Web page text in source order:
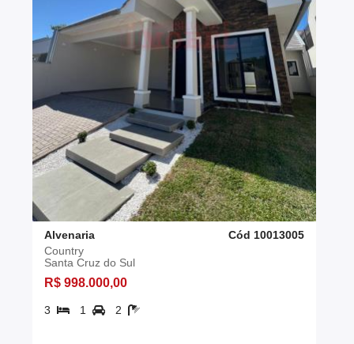
Alvenaria
Cód 10013005
Country
Santa Cruz do Sul
R$ 998.000,00
3 1 2